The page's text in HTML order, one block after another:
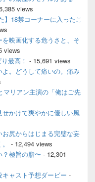
views
】18禁コーナーに入ったこ
映画化する危うさと、そ
views
最高！ - 15,691 views
よ。どうして痛いの。痛み
マリアン主演の「俺はご先
かけて爽やかに優しい風
尻からはじまる完璧な妄
- 12,494 views
極旨の脂〜 - 12,301
ャスト予想ダービー -